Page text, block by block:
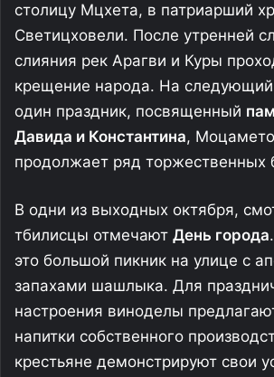
столицу Мцхета, в патриарший
Светицховели. После утренней
слияния рек Арагви и Куры
крещение народа. На
один праздник, посвященный
Давида и Константина,
продолжает ряд торжественных
В одни из выходных октября,
тбилисцы отмечают День города
это большой пикник на улице с
запахами шашлыка. Для
настроения виноделы
напитки собственного
крестьяне демонстрируют свои